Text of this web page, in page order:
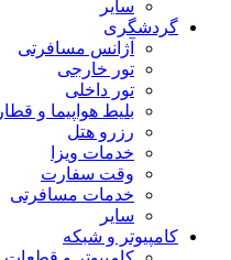
سایر
گردشگری
آژانس مسافرتی
تور خارجی
تور داخلی
بلیط هواپیما و قطار
رزرو هتل
خدمات ویزا
وقت سفارت
خدمات مسافرتی
سایر
کامپیوتر و شبکه